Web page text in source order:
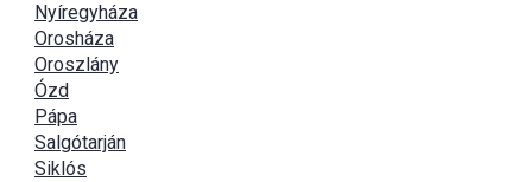
Nyíregyháza
Orosháza
Oroszlány
Ózd
Pápa
Salgótarján
Siklós